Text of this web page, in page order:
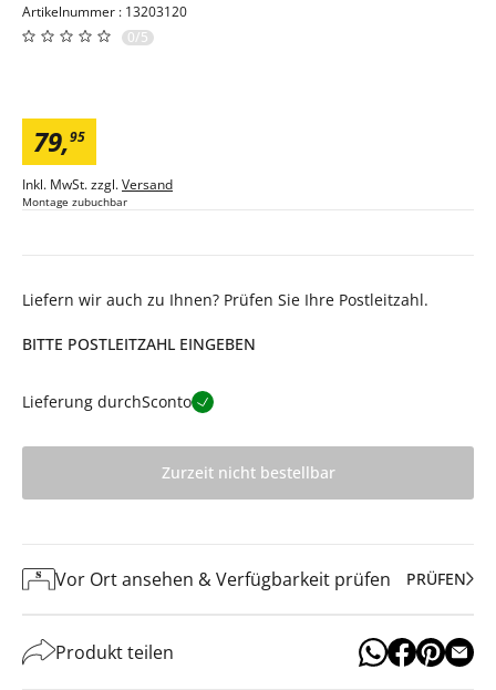
Artikelnummer : 13203120
0/5
79,95
Inkl. MwSt. zzgl.Versand
Montage zubuchbar
Liefern wir auch zu Ihnen? Prüfen Sie Ihre Postleitzahl.
BITTE POSTLEITZAHL EINGEBEN
Lieferung durchSconto
Zurzeit nicht bestellbar
Vor Ort ansehen & Verfügbarkeit prüfen PRÜFEN
Produkt teilen